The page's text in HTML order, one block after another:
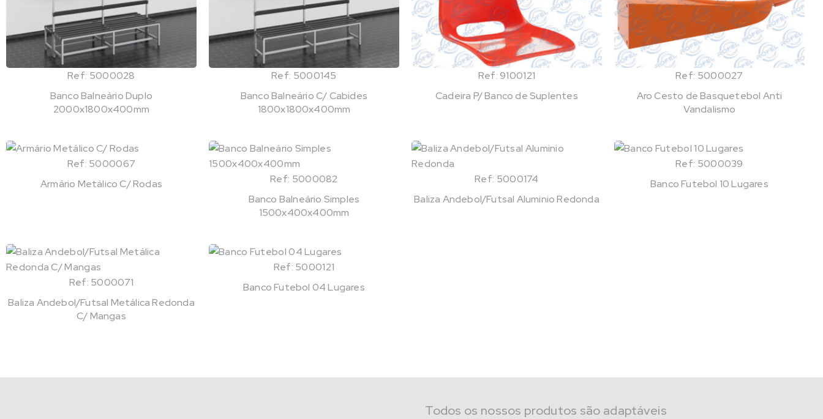
Ref: 5000028
Banco Balneário Duplo
2000x1800x400mm
Ref: 5000145
Banco Balneário C/ Cabides
1800x1800x400mm
Ref: 9100121
Cadeira P/ Banco de Suplentes
Ref: 5000027
Aro Cesto de Basquetebol Anti
Vandalismo
Ref: 5000067
Armário Metálico C/ Rodas
Ref: 5000082
Banco Balneário Simples
1500x400x400mm
Ref: 5000174
Baliza Andebol/Futsal Aluminio Redonda
Ref: 5000039
Banco Futebol 10 Lugares
Ref: 5000071
Baliza Andebol/Futsal Metálica Redonda
C/ Mangas
Ref: 5000121
Banco Futebol 04 Lugares
Todos os nossos produtos são adaptáveis